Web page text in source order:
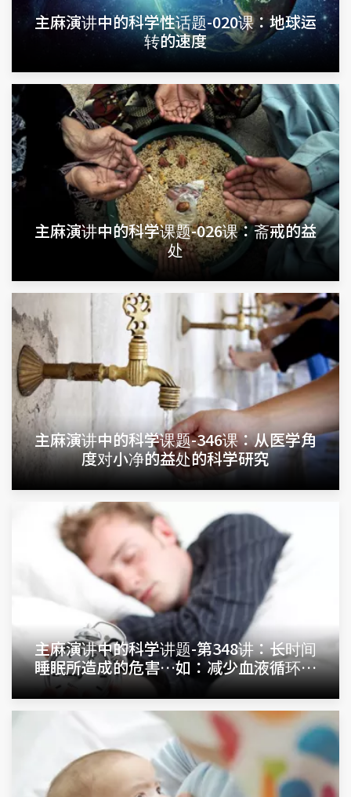
主麻演讲中的科学性话题-020课：地球运
转的速度
主麻演讲中的科学课题-026课：斋戒的益
处
主麻演讲中的科学课题-346课：从医学角
度对小净的益处的科学研究
主麻演讲中的科学讲题-第348讲：长时间
睡眠所造成的危害…如：减少血液循环…